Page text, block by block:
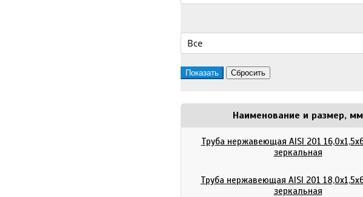
Все
Наименование и размер, мм
Труба нержавеющая AISI 201
зеркальная
Труба нержавеющая AISI 201
зеркальная